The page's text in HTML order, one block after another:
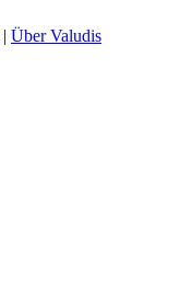
| Über Valudis